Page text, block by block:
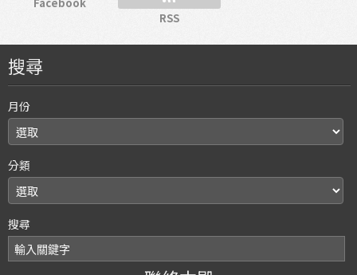
RSS
搜尋
月份
分類
搜尋